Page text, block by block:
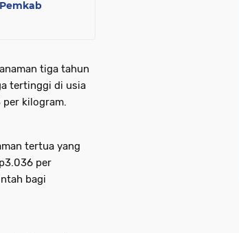
tiga tahun
tertinggi di usia
per kilogram.
tertua yang
per
bagi